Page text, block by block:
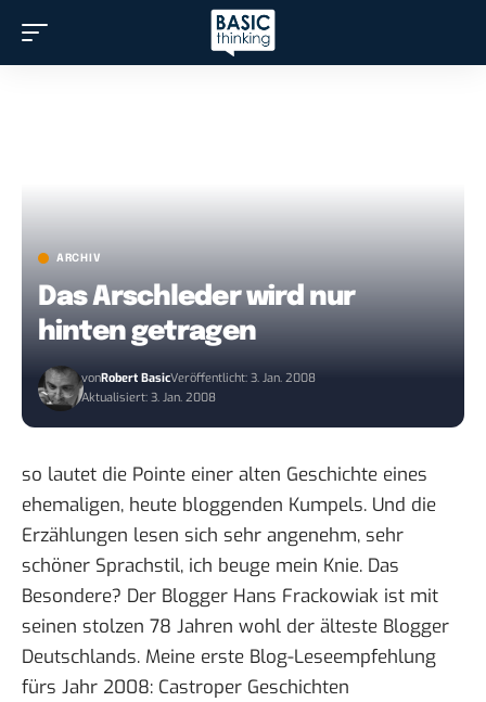
ARCHIV
Das Arschleder wird nur
hinten getragen
vonRobert BasicVeröffentlicht: 3. Jan. 2008
Aktualisiert: 3. Jan. 2008
so lautet die Pointe einer alten Geschichte eines
ehemaligen, heute bloggenden Kumpels. Und die
Erzählungen lesen sich sehr angenehm, sehr
schöner Sprachstil, ich beuge mein Knie. Das
Besondere? Der Blogger Hans Frackowiak ist mit
seinen stolzen 78 Jahren wohl der älteste Blogger
Deutschlands. Meine erste Blog-Leseempfehlung
fürs Jahr 2008: Castroper Geschichten